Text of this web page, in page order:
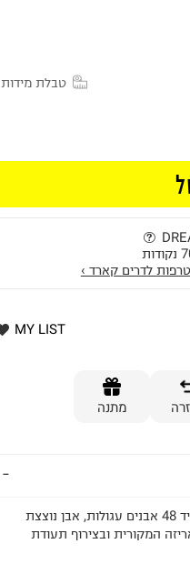
טבלת מידות
לדרים קארד ›
MY LIST
מתנה
צמיד טניס נוצץ מרובע בציפוי זהב 14 קראט. לצמיד 48 אבנים עגולות, אבן נוצצת
המקורית ובצירוף תעודת